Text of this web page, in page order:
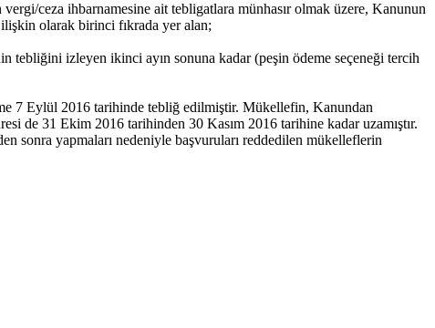
ceza ihbarnamesine ait tebligatlara münhasır olmak üzere, Kanunun
olarak birinci fıkrada yer alan;
izleyen ikinci ayın sonuna kadar (peşin ödeme seçeneği tercih
7 Eylül 2016 tarihinde tebliğ edilmiştir. Mükellefin, Kanundan
de 31 Ekim 2016 tarihinden 30 Kasım 2016 tarihine kadar uzamıştır.
sonra yapmaları nedeniyle başvuruları reddedilen mükelleflerin